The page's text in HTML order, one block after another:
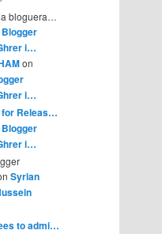
bloguera…
i…
on
i…
for Releas…
i…
Syrian
to admi…